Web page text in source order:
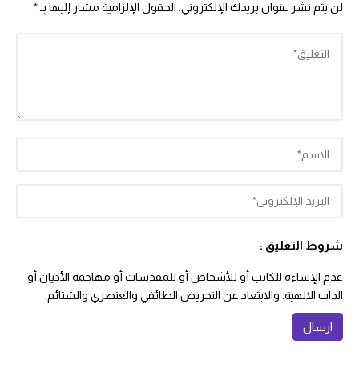
لن يتم نشر عنوان بريدك الإلكتروني. الحقول الإلزامية مشار إليها بـ*
شروط التعليق :
عدم الإساءة للكاتب أو للأشخاص أو للمقدسات أو مهاجمة الأديان أو
الذات الالهية. والابتعاد عن التحريض الطائفي والعنصري والشتائم.